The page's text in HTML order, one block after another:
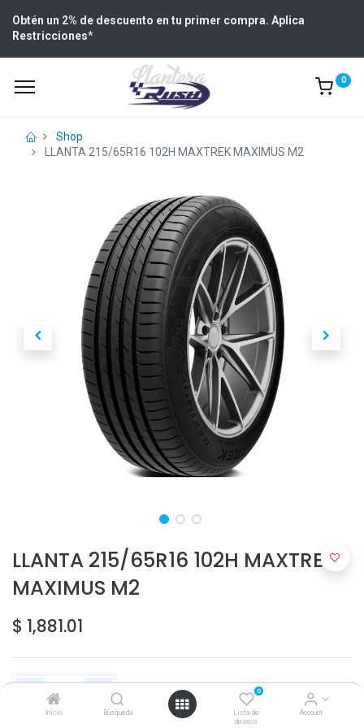
Inicio Búsqueda
0
Lista de
deseos
Account
Obtén un 2% de descuento en tu primer compra. Aplica
Restricciones*
0
Shop
LLANTA 215/65R16 102H MAXTREK MAXIMUS M2
LLANTA 215/65R16 102H MAXTREK
MAXIMUS M2
$ 1,881.01